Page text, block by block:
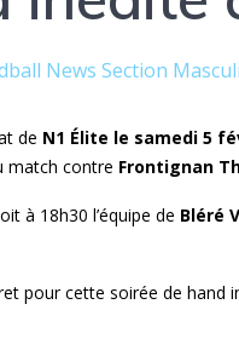
News Section
de N1 Élite le samedi 5
match contre Frontignan
à 18h30 l’équipe de Bléré
pour cette soirée de hand